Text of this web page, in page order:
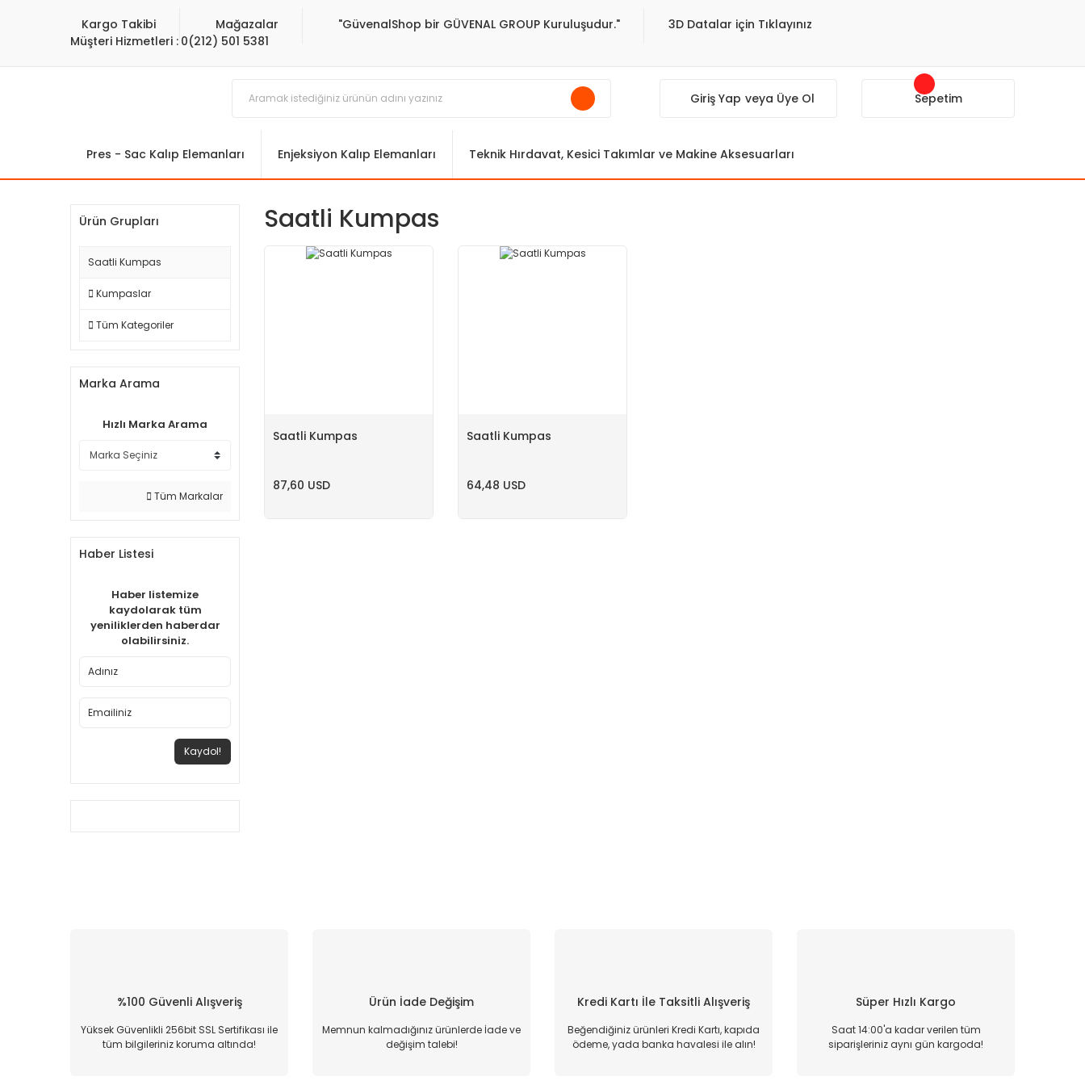
Kargo Takibi Mağazalar "GüvenalShop bir GÜVENAL GROUP Kuruluşudur."
3D Datalar için Tıklayınız
Müşteri Hizmetleri : 0(212) 501 5381
Giriş Yap veya Üye Ol Sepetim
Pres - Sac Kalıp Elemanları Enjeksiyon Kalıp Elemanları Teknik Hırdavat, Kesici Takımlar ve Makine Aksesuarları
Ürün Grupları
Saatli Kumpas
Kumpaslar
Tüm Kategoriler
Marka Arama
Hızlı Marka Arama
Tüm Markalar
Haber Listesi
Haber listemize
kaydolarak tüm
yeniliklerden haberdar
olabilirsiniz.
Kaydol!
Saatli Kumpas
Saatli Kumpas
87,60 USD
Saatli Kumpas
64,48 USD
%100 Güvenli Alışveriş
Yüksek Güvenlikli 256bit SSL Sertifikası ile
tüm bilgileriniz koruma altında!
Ürün İade Değişim
Memnun kalmadığınız ürünlerde İade ve
değişim talebi!
Kredi Kartı İle Taksitli Alışveriş
Beğendiğiniz ürünleri Kredi Kartı, kapıda
ödeme, yada banka havalesi ile alın!
Süper Hızlı Kargo
Saat 14:00'a kadar verilen tüm
siparişleriniz aynı gün kargoda!